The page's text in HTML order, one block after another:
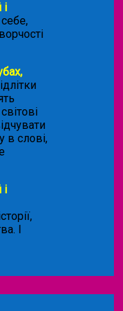
в слові,
І